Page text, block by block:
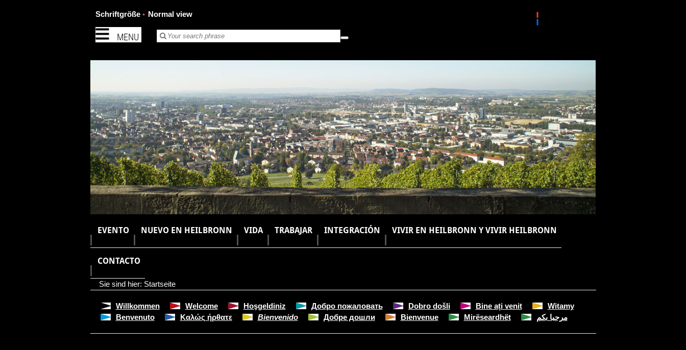
MENU
Schriftgröße Normal view
EVENTO NUEVO EN HEILBRONN VIDA TRABAJAR INTEGRACIÓN VIVIR EN HEILBRONN Y VIVIR HEILBRONN
CONTACTO
Sie sind hier: Startseite
Willkommen Welcome Hoşgeldiniz Добро пожаловать Dobro došli Bine ați venit
Witamy
Benvenuto
Καλώς ήρθατε Bienvenido Добре дошли Bienvenue Mirëseardhët مرحبا بكم